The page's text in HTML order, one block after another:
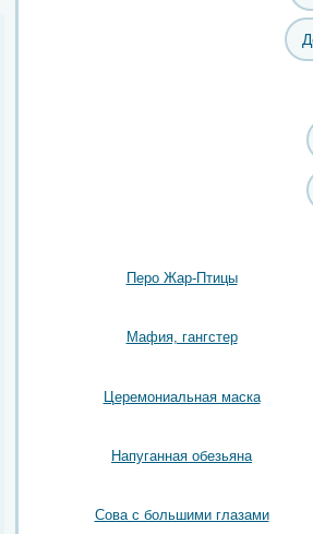
Перо Жар-Птицы
Мафия, гангстер
Церемониальная маска
Напуганная обезьяна
Сова с большими глазами